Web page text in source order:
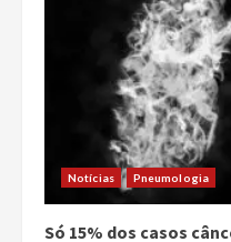
Notícias Pneumologia
Só 15% dos casos